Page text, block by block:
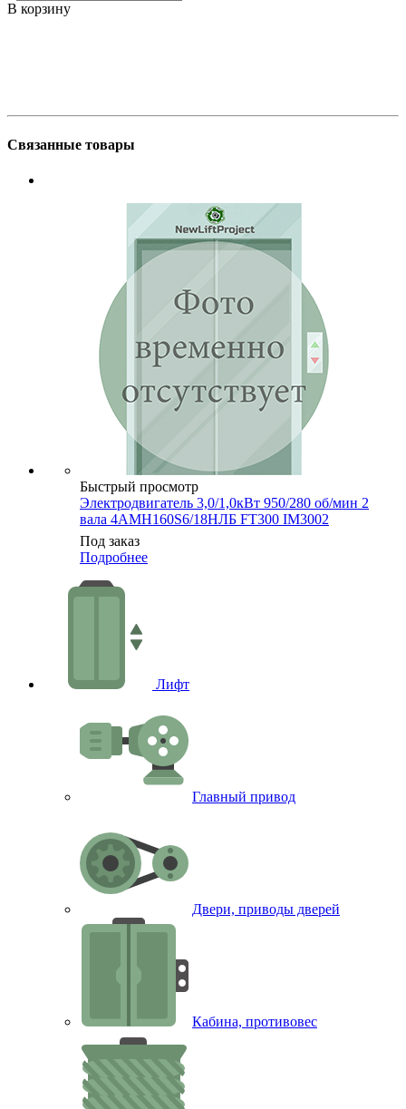
В корзину
Связанные товары
Быстрый просмотр
Электродвигатель 3,0/1,0кВт 950/280 об/мин 2
вала 4АМН160S6/18НЛБ FT300 IM3002
Под заказ
Подробнее
Лифт
Главный привод
Двери, приводы дверей
Кабина, противовес